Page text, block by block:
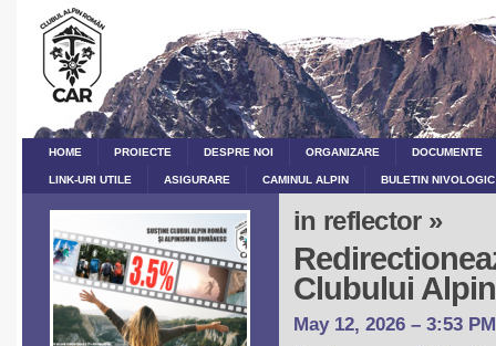
HOME PROIECTE DESPRE NOI ORGANIZARE DOCUMENTE
LINK-URI UTILE ASIGURARE CAMINUL ALPIN BULETIN
in reflector »
Clubului
May 12, 2026 – 3:53 PM